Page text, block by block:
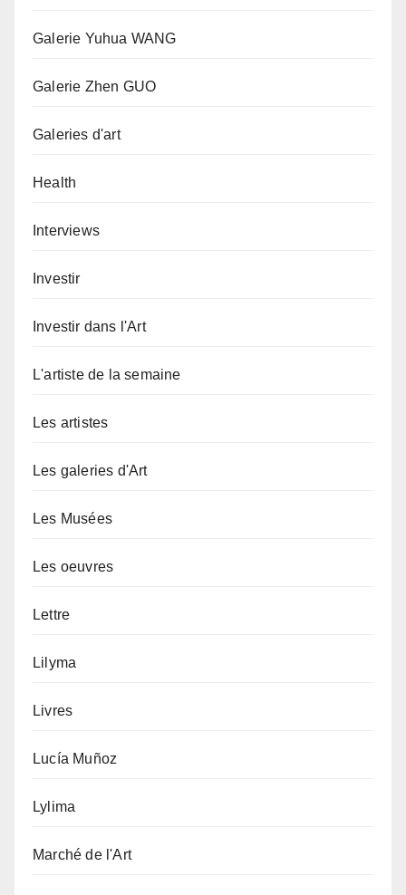
Galerie Yuhua WANG
Galerie Zhen GUO
Galeries d'art
Health
Interviews
Investir
Investir dans l'Art
L'artiste de la semaine
Les artistes
Les galeries d'Art
Les Musées
Les oeuvres
Lettre
Lilyma
Livres
Lucía Muñoz
Lylima
Marché de l'Art